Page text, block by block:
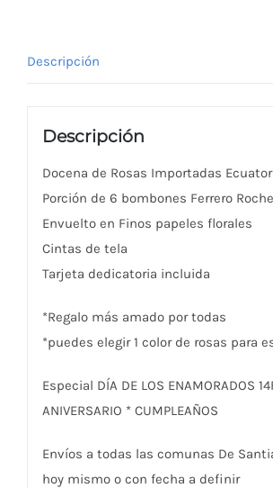
cantidad
Descripción
Descripción
Docena de Rosas Importadas
Porción de 6 bombones Ferrero
Envuelto en Finos papeles florales
Cintas de tela
Tarjeta dedicatoria incluida
*Regalo más amado por todas
*puedes elegir 1 color de rosas para
Especial DÍA DE LOS ENAMORADOS
ANIVERSARIO * CUMPLEAÑOS
Envíos a todas las comunas De
hoy mismo o con fecha a definir